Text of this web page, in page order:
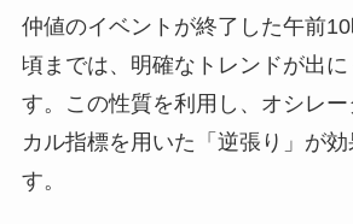
仲値のイベントが終了した午前
頃までは、明確なトレンドが出
す。この性質を利用し、オシレ
カル指標を用いた「逆張り」が効
す。